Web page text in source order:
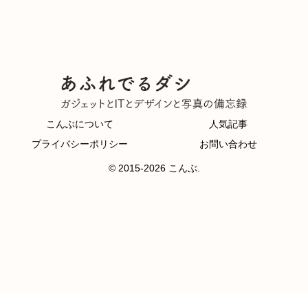
こんぶについて
人気記事
プライバシーポリシー
お問い合わせ
© 2015-2026 こんぶ.